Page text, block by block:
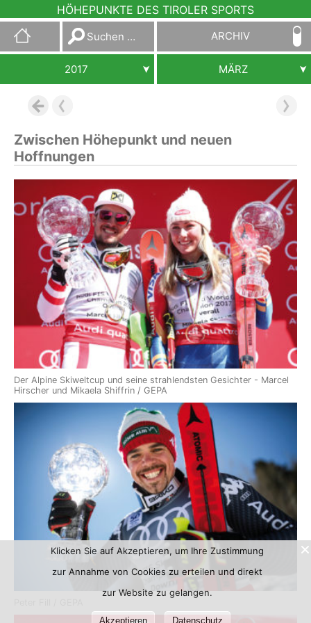
HÖHEPUNKTE DES TIROLER SPORTS
Suchen
nach:
ARCHIV
2017 MÄRZ
Zwischen Höhepunkt und neuen
Hoffnungen
Der Alpine Skiweltcup und seine strahlendsten Gesichter - Marcel
Hirscher und Mikaela Shiffrin / GEPA
Klicken Sie auf Akzeptieren, um Ihre Zustimmung
zur Annahme von Cookies zu erteilen und direkt
zur Website zu gelangen.
Akzeptieren Datenschutz